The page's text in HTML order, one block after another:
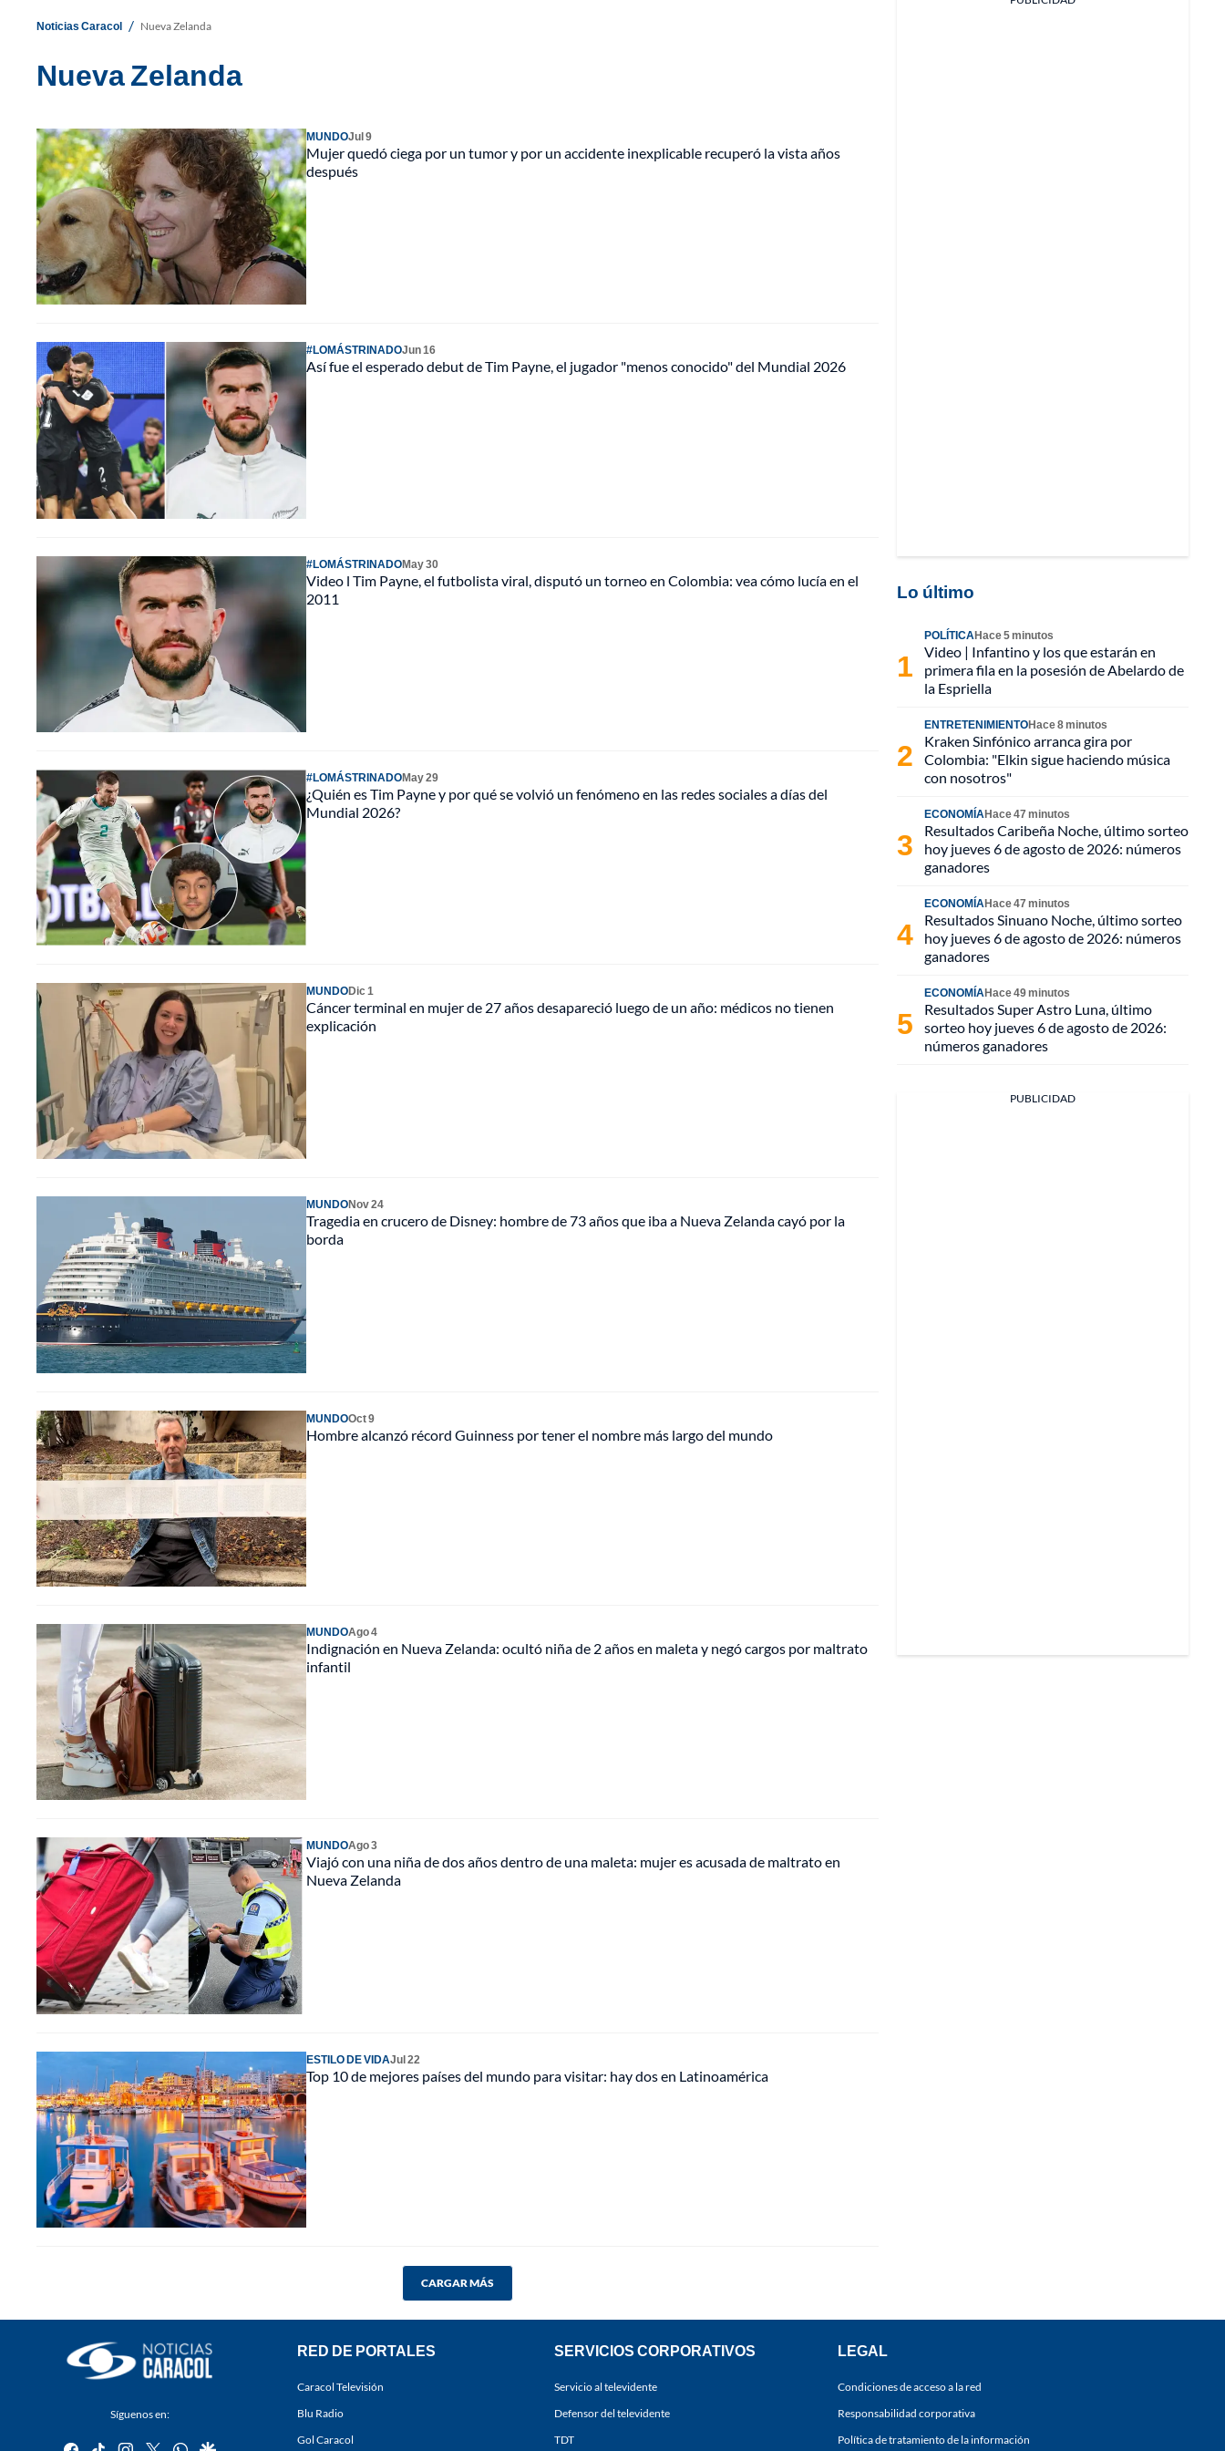
Noticias Caracol / Nueva Zelanda
Nueva Zelanda
MUNDOJul 9
Mujer quedó ciega por un tumor y por un accidente inexplicable recuperó la vista años
después
#LOMÁSTRINADOJun 16
Así fue el esperado debut de Tim Payne, el jugador "menos conocido" del Mundial 2026
#LOMÁSTRINADOMay 30
Video l Tim Payne, el futbolista viral, disputó un torneo en Colombia: vea cómo lucía en el
2011
#LOMÁSTRINADOMay 29
¿Quién es Tim Payne y por qué se volvió un fenómeno en las redes sociales a días del
Mundial 2026?
MUNDODic 1
Cáncer terminal en mujer de 27 años desapareció luego de un año: médicos no tienen
explicación
MUNDONov 24
Tragedia en crucero de Disney: hombre de 73 años que iba a Nueva Zelanda cayó por la
borda
MUNDOOct 9
Hombre alcanzó récord Guinness por tener el nombre más largo del mundo
MUNDOAgo 4
Indignación en Nueva Zelanda: ocultó niña de 2 años en maleta y negó cargos por maltrato
infantil
MUNDOAgo 3
Viajó con una niña de dos años dentro de una maleta: mujer es acusada de maltrato en
Nueva Zelanda
ESTILO DE VIDAJul 22
Top 10 de mejores países del mundo para visitar: hay dos en Latinoamérica
CARGAR MÁS
Lo último
POLÍTICAHace 5 minutos
Video | Infantino y los que estarán en
primera fila en la posesión de Abelardo de
la Espriella
ENTRETENIMIENTOHace 8 minutos
Kraken Sinfónico arranca gira por
Colombia: "Elkin sigue haciendo música
con nosotros"
ECONOMÍAHace 47 minutos
Resultados Caribeña Noche, último sorteo
hoy jueves 6 de agosto de 2026: números
ganadores
ECONOMÍAHace 47 minutos
Resultados Sinuano Noche, último sorteo
hoy jueves 6 de agosto de 2026: números
ganadores
ECONOMÍAHace 49 minutos
Resultados Super Astro Luna, último
sorteo hoy jueves 6 de agosto de 2026:
números ganadores
PUBLICIDAD
Síguenos en:
facebook
tiktok instagram
twitterwhatsapp
google
RED DE PORTALES
Caracol Televisión
Blu Radio
Gol Caracol
SERVICIOS CORPORATIVOS
Servicio al televidente
Defensor del televidente
TDT
LEGAL
Condiciones de acceso a la red
Responsabilidad corporativa
Política de tratamiento de la información